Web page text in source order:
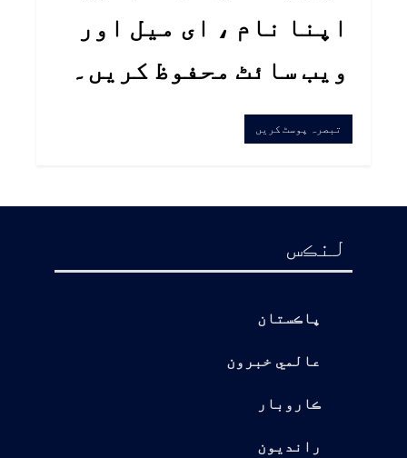
اپنا نام ، ای میل اور
ویب سائٹ محفوظ کریں۔
لنڪس
پاڪستان
عالمي خبرون
ڪاروبار
رانديون